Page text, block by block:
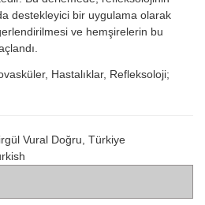
destekleyici bir uygulama olarak
ve hemşirelerin bu
Hastalıklar, Refleksoloji;
Vural Doğru, Türkiye